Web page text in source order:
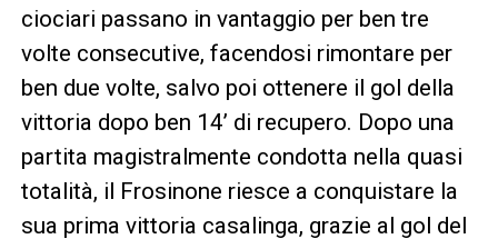
ciociari passano in vantaggio per ben tre
volte consecutive, facendosi rimontare per
ben due volte, salvo poi ottenere il gol della
vittoria dopo ben 14’ di recupero. Dopo una
partita magistralmente condotta nella quasi
totalità, il Frosinone riesce a conquistare la
sua prima vittoria casalinga, grazie al gol del